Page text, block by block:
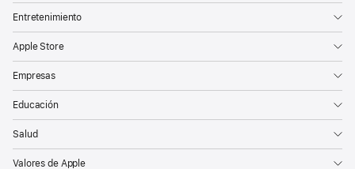
Entretenimiento
Apple Store
Empresas
Educación
Salud
Valores de Apple